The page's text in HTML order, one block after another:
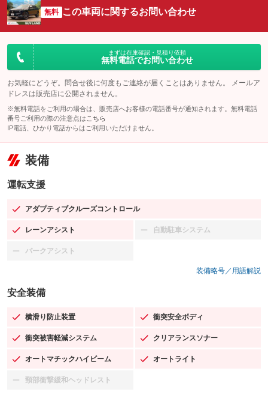
無料 この車両に関するお問い合わせ
まずは在庫確認・見積り依頼
無料電話でお問い合わせ
お気軽にどうぞ。問合せ後に何度もご連絡が届くことはありません。 メールア
ドレスは販売店に公開されません。
※無料電話をご利用の場合は、販売店へお客様の電話番号が通知されます。無料電話
番号ご利用の際の注意点は こちら
IP電話、ひかり電話からはご利用いただけません。
装備
運転支援
アダプティブクルーズコントロール
：装備あり
レーンアシスト
：装備あり 自動駐車システム
：装備なし
パークアシスト
：装備なし
装備略号／用語解説
安全装備
横滑り防止装置
：装備あり 衝突安全ボディ
：装備あり
衝突被害軽減システム
：装備あり クリアランスソナー
：装備あり
オートマチックハイビーム
：装備あり オートライト
：装備あり
頸部衝撃緩和ヘッドレスト
：装備なし